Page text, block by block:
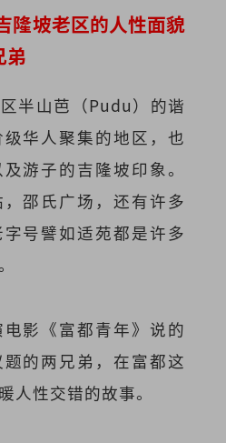
隆坡老区的人性面貌
弟
半山芭（Pudu）的谐
华人聚集的地区，也
游子的吉隆坡印象。
邵氏广场，还有许多
号譬如适苑都是许多
影《富都青年》说的
的两兄弟，在富都这
人性交错的故事。